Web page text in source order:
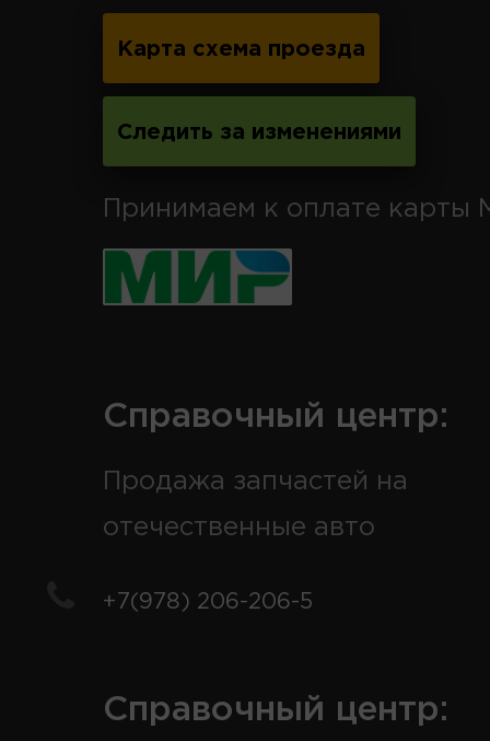
Карта схема проезда
Следить за изменениями
Принимаем к оплате карты
Справочный центр:
Продажа запчастей на
отечественные авто
+7(978) 206-206-5
Справочный центр: